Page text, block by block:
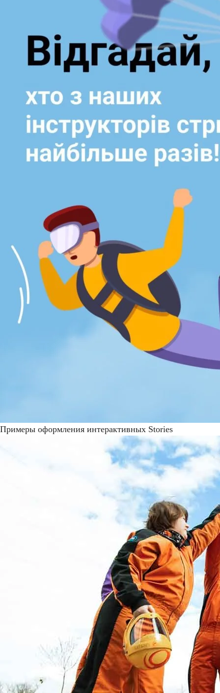
Примеры оформления интерактивных Stories